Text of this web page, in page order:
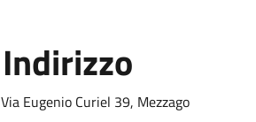
Indirizzo
Via Eugenio Curiel 39, Mezzago